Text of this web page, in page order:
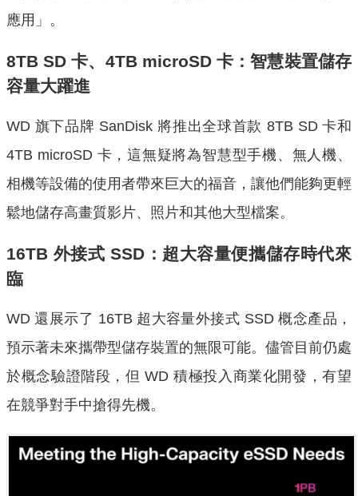
應用」。
8TB SD 卡、4TB microSD 卡：智慧裝置儲存
容量大躍進
WD 旗下品牌 SanDisk 將推出全球首款 8TB SD 卡和
4TB microSD 卡，這無疑將為智慧型手機、無人機、
相機等設備的使用者帶來巨大的福音，讓他們能夠更輕
鬆地儲存高畫質影片、照片和其他大型檔案。
16TB 外接式 SSD：超大容量便攜儲存時代來
臨
WD 還展示了 16TB 超大容量外接式 SSD 概念產品，
預示著未來攜帶型儲存裝置的無限可能。儘管目前仍處
於概念驗證階段，但 WD 積極投入商業化開發，有望
在競爭對手中搶得先機。